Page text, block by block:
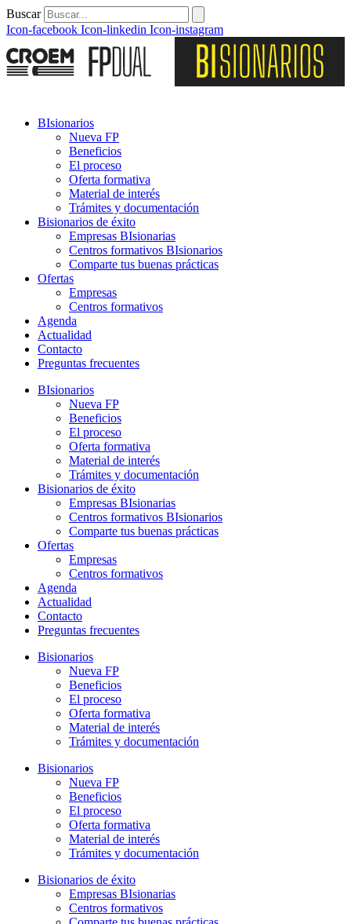
Buscar
Icon-facebook Icon-linkedin Icon-instagram
BIsionarios
Nueva FP
Beneficios
El proceso
Oferta formativa
Material de interés
Trámites y documentación
Bisionarios de éxito
Empresas BIsionarias
Centros formativos BIsionarios
Comparte tus buenas prácticas
Ofertas
Empresas
Centros formativos
Agenda
Actualidad
Contacto
Preguntas frecuentes
BIsionarios
Nueva FP
Beneficios
El proceso
Oferta formativa
Material de interés
Trámites y documentación
Bisionarios de éxito
Empresas BIsionarias
Centros formativos BIsionarios
Comparte tus buenas prácticas
Ofertas
Empresas
Centros formativos
Agenda
Actualidad
Contacto
Preguntas frecuentes
Bisionarios
Nueva FP
Beneficios
El proceso
Oferta formativa
Material de interés
Trámites y documentación
Bisionarios
Nueva FP
Beneficios
El proceso
Oferta formativa
Material de interés
Trámites y documentación
Bisionarios de éxito
Empresas BIsionarias
Centros formativos